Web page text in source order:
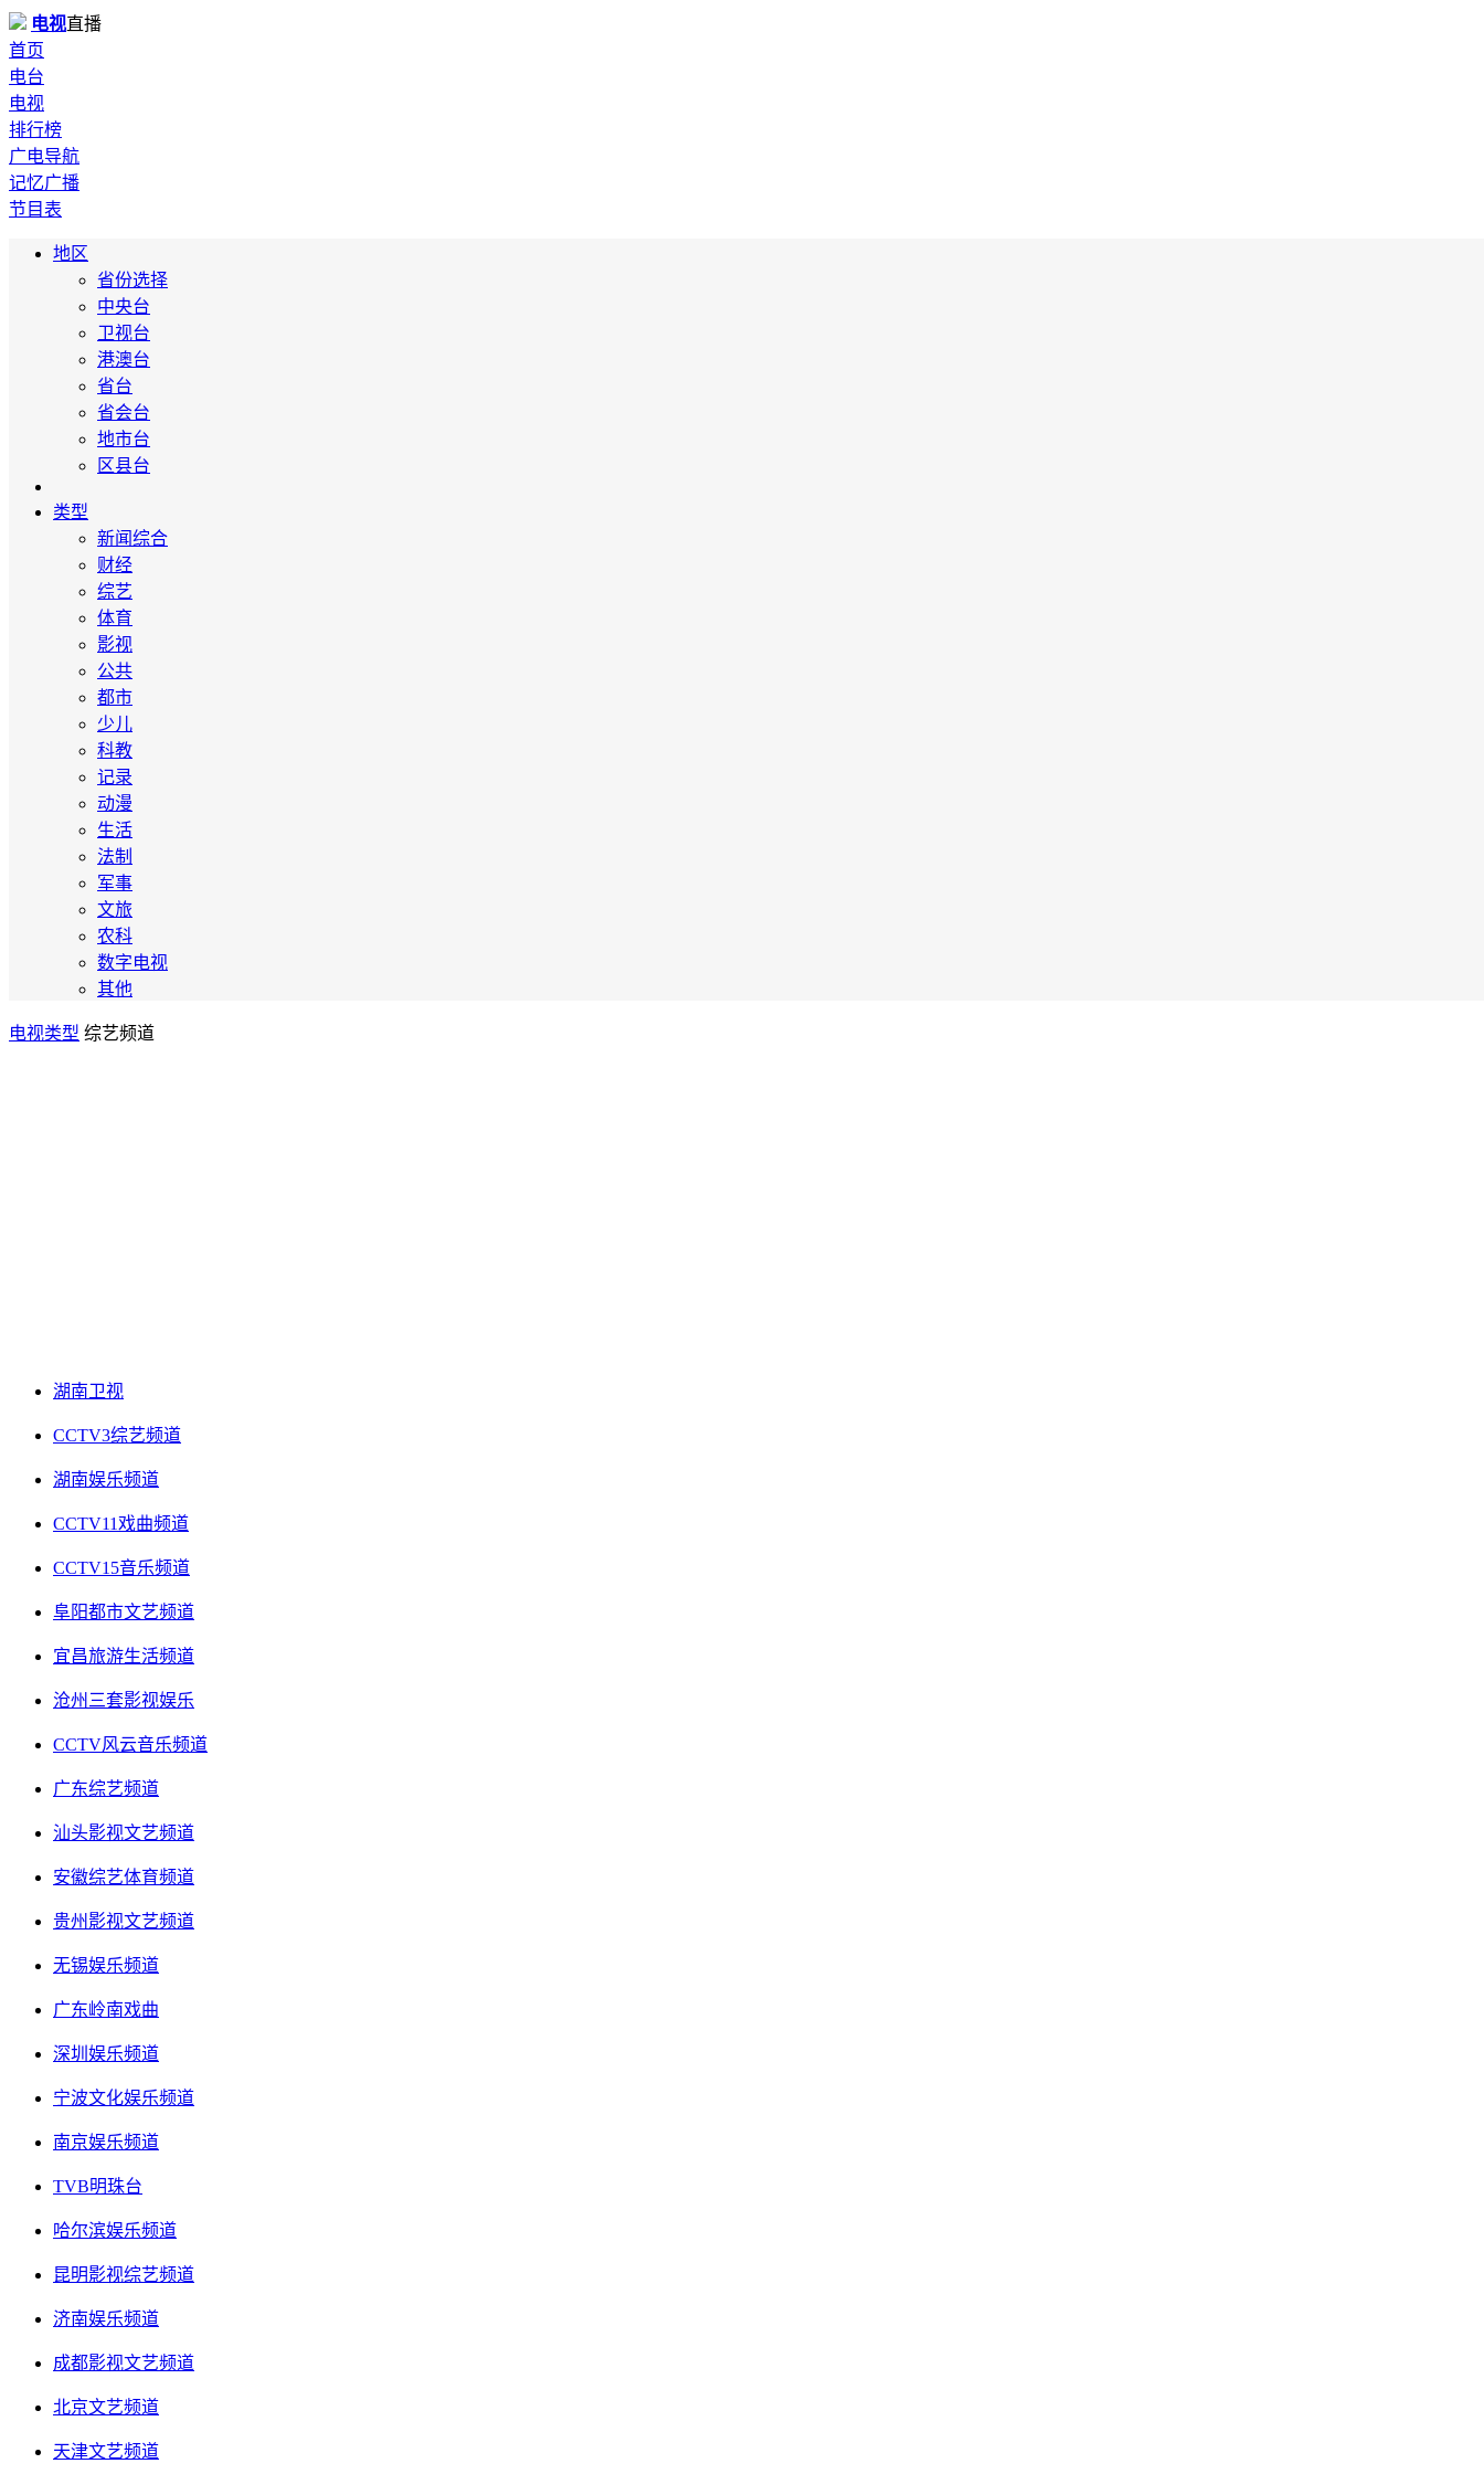
电视直播
首页
电台
电视
排行榜
广电导航
记忆广播
节目表
地区
省份选择
中央台
卫视台
港澳台
省台
省会台
地市台
区县台
类型
新闻综合
财经
综艺
体育
影视
公共
都市
少儿
科教
记录
动漫
生活
法制
军事
文旅
农科
数字电视
其他
电视类型 综艺频道
湖南卫视
CCTV3综艺频道
湖南娱乐频道
CCTV11戏曲频道
CCTV15音乐频道
阜阳都市文艺频道
宜昌旅游生活频道
沧州三套影视娱乐
CCTV风云音乐频道
广东综艺频道
汕头影视文艺频道
安徽综艺体育频道
贵州影视文艺频道
无锡娱乐频道
广东岭南戏曲
深圳娱乐频道
宁波文化娱乐频道
南京娱乐频道
TVB明珠台
哈尔滨娱乐频道
昆明影视综艺频道
济南娱乐频道
成都影视文艺频道
北京文艺频道
天津文艺频道